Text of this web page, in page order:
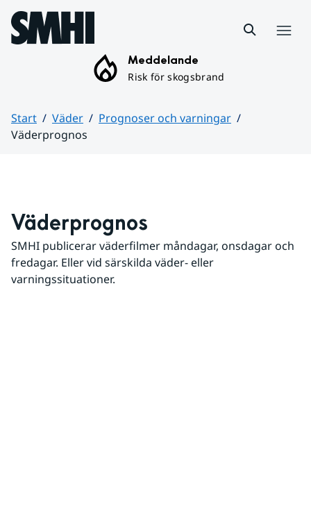
Hoppa till sidans innehåll
Meddelande
Risk för skogsbrand
Start Väder
Prognoser och varningar
Väderprognos
Väderprognos
SMHI publicerar väderfilmer måndagar, onsdagar och
fredagar. Eller vid särskilda väder- eller
varningssituationer.